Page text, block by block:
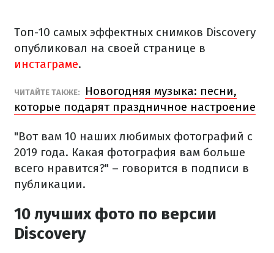
Топ-10 самых эффектных снимков Discovery
опубликовал на своей странице в
инстаграме.
ЧИТАЙТЕ ТАКЖЕ:
Новогодняя музыка: песни,
которые подарят праздничное настроение
"Вот вам 10 наших любимых фотографий с
2019 года. Какая фотография вам больше
всего нравится?" – говорится в подписи в
публикации.
10 лучших фото по версии
Discovery